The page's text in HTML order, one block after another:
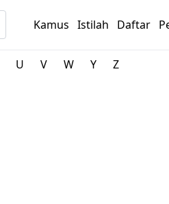
Kamus Istilah Daftar
U V W Y Z